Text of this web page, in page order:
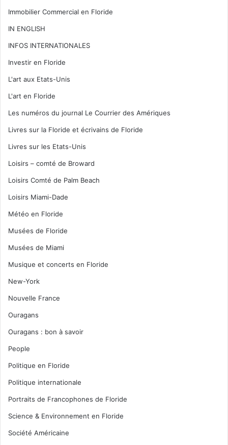
Immobilier Commercial en Floride
IN ENGLISH
INFOS INTERNATIONALES
Investir en Floride
L'art aux Etats-Unis
L'art en Floride
Les numéros du journal Le Courrier des Amériques
Livres sur la Floride et écrivains de Floride
Livres sur les Etats-Unis
Loisirs – comté de Broward
Loisirs Comté de Palm Beach
Loisirs Miami-Dade
Météo en Floride
Musées de Floride
Musées de Miami
Musique et concerts en Floride
New-York
Nouvelle France
Ouragans
Ouragans : bon à savoir
People
Politique en Floride
Politique internationale
Portraits de Francophones de Floride
Science & Environnement en Floride
Société Américaine